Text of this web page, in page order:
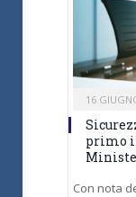
16
primo
Con nota